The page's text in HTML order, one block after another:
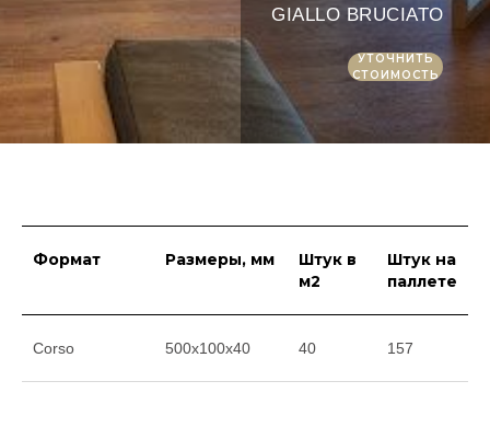
GIALLO BRUCIATO
УТОЧНИТЬ
СТОИМОСТЬ
Формат Размеры, мм
Штук в
м2
Штук на
паллете
Corso 500x100x40 40 157